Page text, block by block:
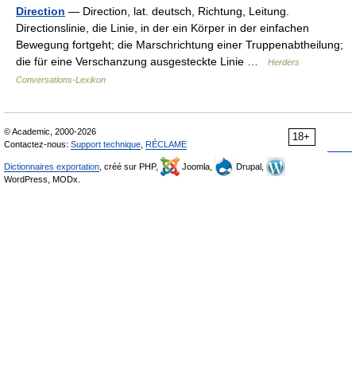
Direction — Direction, lat. deutsch, Richtung, Leitung.
Directionslinie, die Linie, in der ein Körper in der einfachen
Bewegung fortgeht; die Marschrichtung einer Truppenabtheilung;
die für eine Verschanzung ausgesteckte Linie …
Herders
Conversations-Lexikon
18+
© Academic, 2000-2026
Contactez-nous: Support technique RÉCLAME
Dictionnaires exportation , créé sur PHP, Joomla,
Drupal,
WordPress, MODx.